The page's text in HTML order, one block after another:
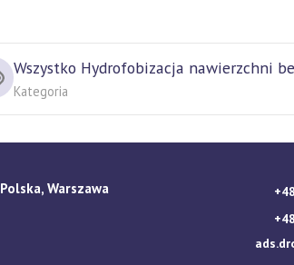
Wszystko Hydrofobizacja nawierzchni
Kategoria
Warszawa